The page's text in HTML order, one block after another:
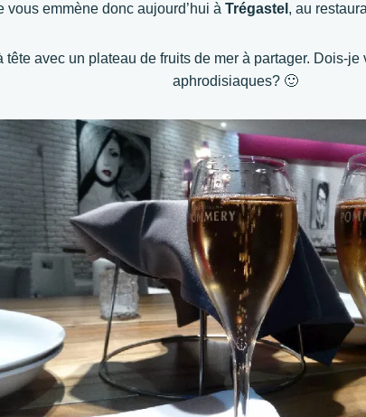
vous emmène donc aujourd’hui à Trégastel , au
tête avec un plateau de fruits de mer à partager. Dois-
aphrodisiaques? 🙂